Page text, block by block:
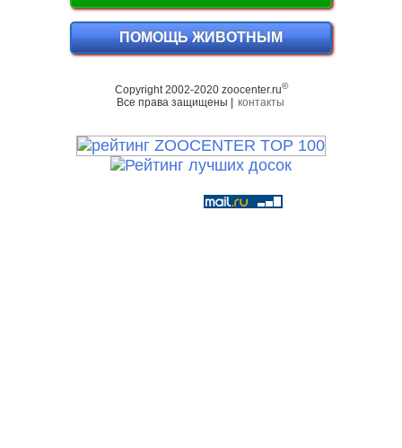
ПОМОЩЬ ЖИВОТНЫМ
Copyright 2002-2020 zoocenter.ru©
Все права защищены | контакты